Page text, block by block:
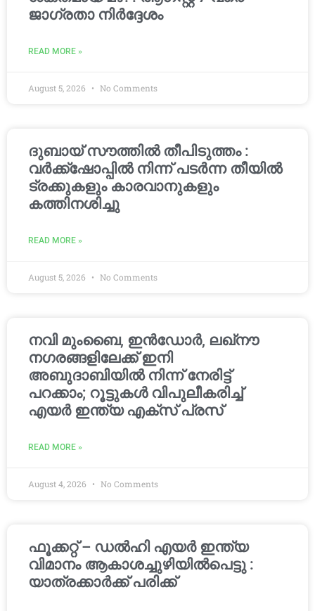
ജാഗ്രതാ നിർദ്ദേശം
READ MORE »
August 5, 2026 No Comments
ദുബായ് സൗത്തിൽ തീപിടുത്തം :
വർക്ക്‌ഷോപ്പിൽ നിന്ന് പടർന്ന തീയിൽ
ട്രക്കുകളും കാരവാനുകളും
കത്തിനശിച്ചു
READ MORE »
August 5, 2026 No Comments
നവി മുംബൈ, ഇൻഡോർ, ലഖ്നൗ
നഗരങ്ങളിലേക്ക് ഇനി
അബുദാബിയിൽ നിന്ന് നേരിട്ട്
പറക്കാം; റൂട്ടുകൾ വിപുലീകരിച്ച്
എയർ ഇന്ത്യ എക്സ് പ്രസ്
READ MORE »
August 4, 2026 No Comments
ഫൂക്കറ്റ് – ഡൽഹി എയര്‍ ഇന്ത്യ
വിമാനം ആകാശച്ചുഴിയില്‍പെട്ടു :
യാത്രക്കാര്‍ക്ക് പരിക്ക്